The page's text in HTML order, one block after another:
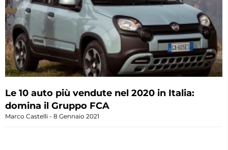
Le 10 auto più vendute nel 2020 in Italia:
domina il Gruppo FCA
Marco Castelli 8 Gennaio 2021